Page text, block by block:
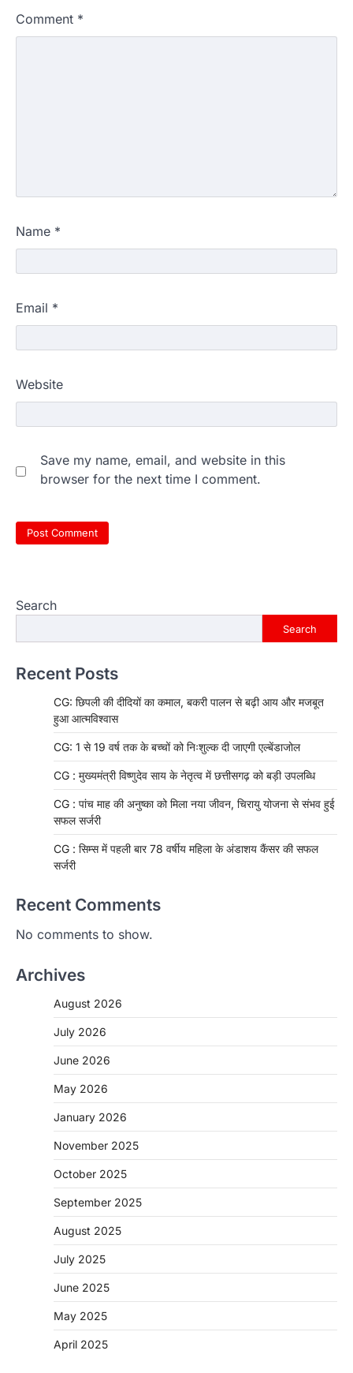
Comment *
Name *
Email *
Website
Save my name, email, and website in this
browser for the next time I comment.
Search
Search
Recent Posts
CG: छिपली की दीदियों का कमाल, बकरी पालन से बढ़ी आय और मजबूत
हुआ आत्मविश्वास
CG: 1 से 19 वर्ष तक के बच्चों को निःशुल्क दी जाएगी एल्बेंडाजोल
CG : मुख्यमंत्री विष्णुदेव साय के नेतृत्व में छत्तीसगढ़ को बड़ी उपलब्धि
CG : पांच माह की अनुष्का को मिला नया जीवन, चिरायु योजना से संभव हुई
सफल सर्जरी
CG : सिम्स में पहली बार 78 वर्षीय महिला के अंडाशय कैंसर की सफल
सर्जरी
Recent Comments
No comments to show.
Archives
August 2026
July 2026
June 2026
May 2026
January 2026
November 2025
October 2025
September 2025
August 2025
July 2025
June 2025
May 2025
April 2025
CHHATTISGARH
CG: 1 से 19 वर्ष तक के बच्चों को निःशुल्क दी
जाएगी एल्बेंडाजोल
More Khabar August 7, 2026
रायपुर। राष्ट्रीय कृमि मुक्ति दिवस भारत सरकार द्वारा
CHHATTISGARH